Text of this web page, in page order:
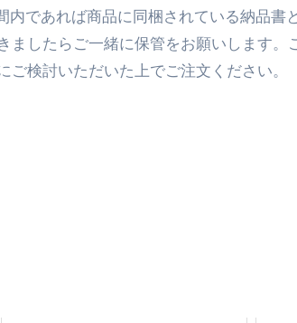
全ガイド｜スマホ対応・防寒・撥水・作業
｜深剃り・肌へのやさしさ・防水・充電方
ド｜集音器との違い・タイプ別比較・価格
全ガイド：高級クリッパー・ニッパー・電
ガイド：ズワイ・タラバ・ポーション・カ
内であれば商品に同梱されている納品書
ましたらご一緒に保管をお願いします。
検討いただいた上でご注文ください。